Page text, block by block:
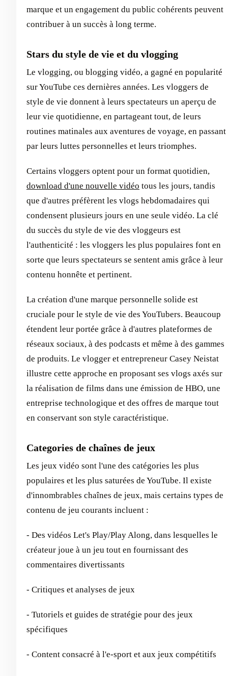
marque et un engagement du public cohérents peuvent
contribuer à un succès à long terme.
Stars du style de vie et du vlogging
Le vlogging, ou blogging vidéo, a gagné en popularité
sur YouTube ces dernières années. Les vloggers de
style de vie donnent à leurs spectateurs un aperçu de
leur vie quotidienne, en partageant tout, de leurs
routines matinales aux aventures de voyage, en passant
par leurs luttes personnelles et leurs triomphes.
Certains vloggers optent pour un format quotidien,
download d'une nouvelle vidéo tous les jours, tandis
que d'autres préfèrent les vlogs hebdomadaires qui
condensent plusieurs jours en une seule vidéo. La clé
du succès du style de vie des vloggeurs est
l'authenticité : les vloggers les plus populaires font en
sorte que leurs spectateurs se sentent amis grâce à leur
contenu honnête et pertinent.
La création d'une marque personnelle solide est
cruciale pour le style de vie des YouTubers. Beaucoup
étendent leur portée grâce à d'autres plateformes de
réseaux sociaux, à des podcasts et même à des gammes
de produits. Le vlogger et entrepreneur Casey Neistat
illustre cette approche en proposant ses vlogs axés sur
la réalisation de films dans une émission de HBO, une
entreprise technologique et des offres de marque tout
en conservant son style caractéristique.
Categories de chaînes de jeux
Les jeux vidéo sont l'une des catégories les plus
populaires et les plus saturées de YouTube. Il existe
d'innombrables chaînes de jeux, mais certains types de
contenu de jeu courants incluent :
- Des vidéos Let's Play/Play Along, dans lesquelles le
créateur joue à un jeu tout en fournissant des
commentaires divertissants
- Critiques et analyses de jeux
- Tutoriels et guides de stratégie pour des jeux
spécifiques
- Content consacré à l'e-sport et aux jeux compétitifs